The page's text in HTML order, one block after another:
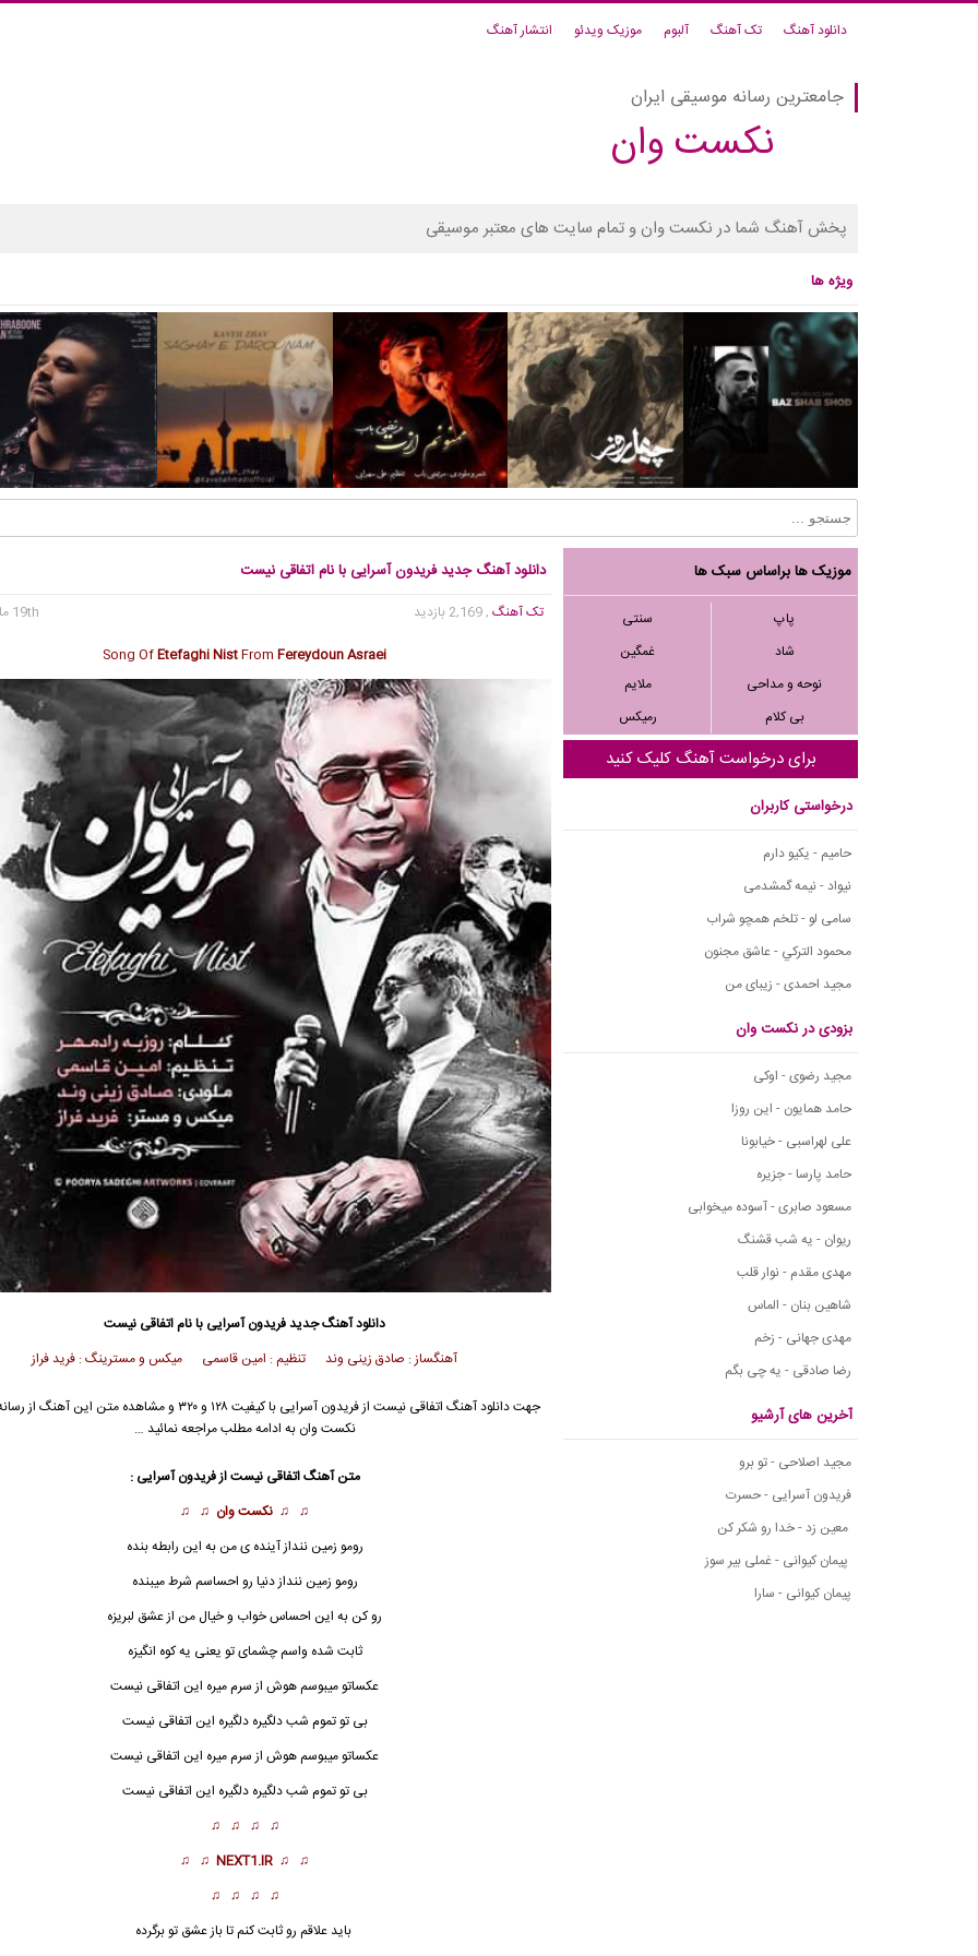
دانلود آهنگ تک آهنگ آلبوم موزیک ویدئو انتشار آهنگ
جامعترین رسانه موسیقی ایران
نکست وان
پخش آهنگ شما در نکست وان و تمام سایت های معتبر موسیقی
ویژه ها
موزیک ها براساس سبک ها
پاپ
سنتی
شاد
غمگین
نوحه و مداحی
ملایم
بی کلام
رمیکس
برای درخواست آهنگ کلیک کنید
درخواستی کاربران
حامیم - یکیو دارم
نیواد - نیمه گمشدمی
سامی لو - تلخم همچو شراب
محمود التركي - عاشق مجنون
مجید احمدی - زیبای من
بزودی در نکست وان
مجید رضوی - اوکی
حامد همایون - این روزا
علی لهراسبی - خیابونا
حامد پارسا - جزیره
مسعود صابری - آسوده میخوابی
ریوان - یه شب قشنگ
مهدی مقدم - نوار قلب
شاهین بنان - الماس
مهدی جهانی - زخم
رضا صادقی - یه چی بگم
آخرین های آرشیو
مجید اصلاحی - تو برو
فریدون آسرایی - حسرت
معین زد - خدا رو شکر کن
پیمان کیوانی - غملی بیر سوز
پیمان کیوانی - سارا
دانلود آهنگ جدید فریدون آسرایی با نام اتفاقی نیست
تک آهنگ, 2,169 بازدید
19th مارس 2018
Song OfEtefaghi NistFromFereydoun Asraei
دانلود آهنگ جدیدفریدون آسرایی با نام اتفاقی نیست
آهنگساز : صادق زینی وند تنظیم : امین قاسمی میکس و مسترینگ : فرید فراز
جهت دانلود آهنگ اتفاقی نیست ازفریدون آسرایی
با کیفیت ۱۲۸ و ۳۲۰ و مشاهده متن این آهنگ
نکست وان به ادامه مطلب مراجعه نمائید …
متن آهنگ اتفاقی نیست ازفریدون آسرایی :
♫ ♫ نکست وان ♫ ♫
رومو زمین ننداز آینده ی من به این رابطه بنده
رومو زمین ننداز دنیا رو احساسم شرط میبنده
رو کن به این احساس خواب و خیال من از عشق لبریزه
ثابت شده واسم چشمای تو یعنی یه کوه انگیزه
عکساتو میبوسم هوش از سرم میره این اتفاقی نیست
بی تو تموم شب دلگیره دلگیره این اتفاقی نیست
عکساتو میبوسم هوش از سرم میره این اتفاقی نیست
بی تو تموم شب دلگیره دلگیره این اتفاقی نیست
♫ ♫ ♫ ♫
♫ ♫
NEXT1.IR
♫ ♫
♫ ♫ ♫ ♫
باید علاقم رو ثابت کنم تا باز عشق تو برگرده